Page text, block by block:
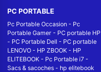
PC PORTABLE
Pc Portable Occasion - Pc
Portable Gamer - PC portable HP
- PC Portable Dell - PC portable
LENOVO - HP ZBOOK - HP
ELITEBOOK - Pc Portable i7 -
Sacs & sacoches - hp elitebook